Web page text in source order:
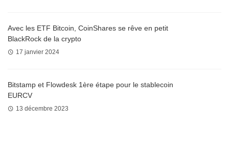
Avec les ETF Bitcoin, CoinShares se rêve en petit
BlackRock de la crypto
17 janvier 2024
Bitstamp et Flowdesk 1ère étape pour le stablecoin
EURCV
13 décembre 2023